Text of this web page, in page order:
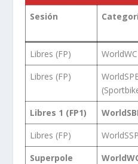
Sesión
Libres (FP)
Libres (FP)
Libres 1 (FP1)
Libres (FP)
WorldSSP
Superpole